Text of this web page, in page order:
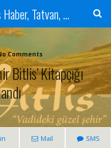
Ajans13.com - Bitlis Haber, Tatvan, Ahlat, Adilcevaz, Mutki, Hizan, Güroymak, Gazete, Ajans, 13, Haber
Comments
Bitlis’ Kitapçığı
Mail SMS